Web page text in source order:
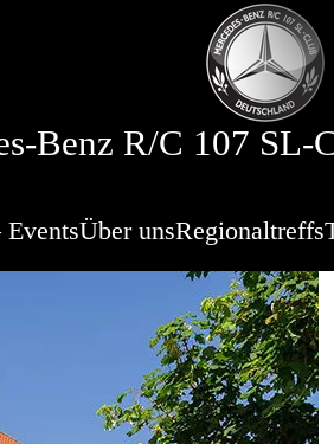
Benz R/C 107 SL-
Über unsRegionaltreffs